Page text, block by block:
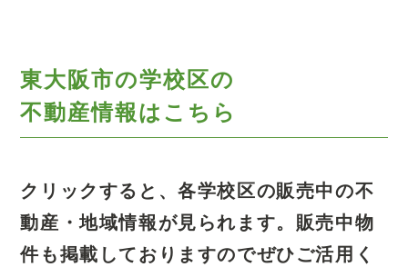
東大阪市の学校区の
不動産情報はこちら
クリックすると、各学校区の販売中の不
動産・地域情報が見られます。 販売中物
件も掲載しておりますのでぜひご活用く